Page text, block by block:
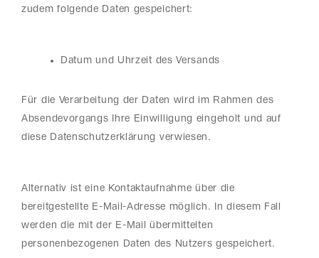
zudem folgende Daten gespeichert:
Datum und Uhrzeit des Versands
Für die Verarbeitung der Daten wird im Rahmen des
Absendevorgangs Ihre Einwilligung eingeholt und auf
diese Datenschutzerklärung verwiesen.
Alternativ ist eine Kontaktaufnahme über die
bereitgestellte E-Mail-Adresse möglich. In diesem Fall
werden die mit der E-Mail übermittelten
personenbezogenen Daten des Nutzers gespeichert.